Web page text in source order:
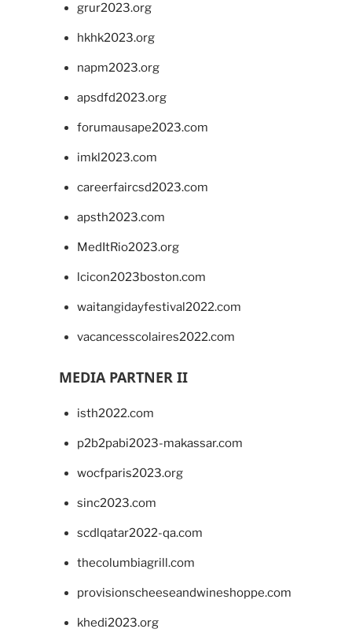
grur2023.org
hkhk2023.org
napm2023.org
apsdfd2023.org
forumausape2023.com
imkl2023.com
careerfaircsd2023.com
apsth2023.com
MedItRio2023.org
lcicon2023boston.com
waitangidayfestival2022.com
vacancesscolaires2022.com
MEDIA PARTNER II
isth2022.com
p2b2pabi2023-makassar.com
wocfparis2023.org
sinc2023.com
scdlqatar2022-qa.com
thecolumbiagrill.com
provisionscheeseandwineshoppe.com
khedi2023.org